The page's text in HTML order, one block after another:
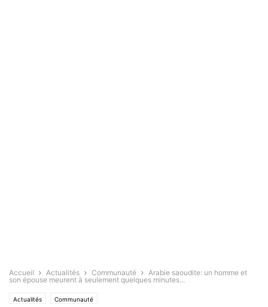
Accueil Actualités Communauté
Arabie saoudite: un homme et
son épouse meurent à seulement quelques minutes...
Actualités Communauté